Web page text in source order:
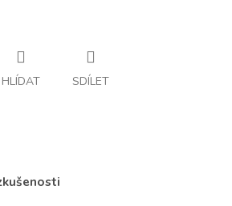
HLÍDAT SDÍLET